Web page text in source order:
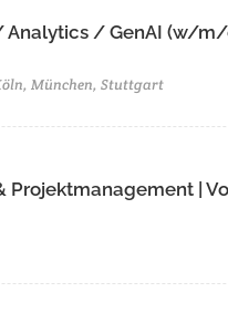
Analytics / GenAI (w/
München, Stuttgart
Projektmanagement |